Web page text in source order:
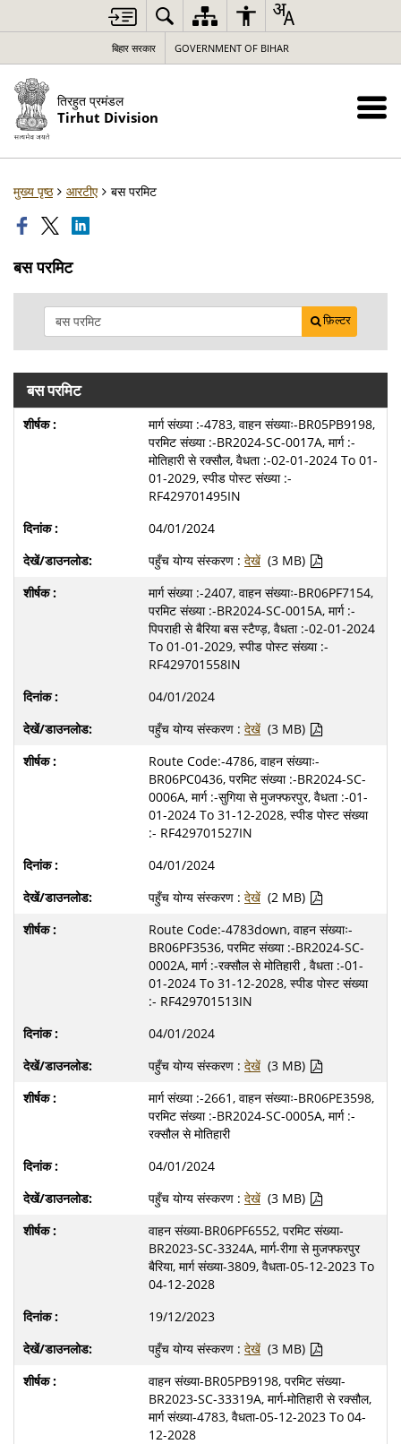
बिहार सरकार GOVERNMENT OF BIHAR
तिरहुत प्रमंडल
Tirhut Division
मुख्य पृष्ठ आरटीए बस परमिट
बस परमिट
फ़िल्टर
बस परमिट
मार्ग संख्या :-4783, वाहन संख्याः-BR05PB9198,
परमिट संख्या :-BR2024-SC-0017A, मार्ग :-
मोतिहारी से रक्सौल, वैधता :-02-01-2024 To 01-
01-2029, स्पीड पोस्ट संख्या :-
RF429701495IN
04/01/2024
पहुँच योग्य संस्करण : देखें (3 MB)
मार्ग संख्या :-2407, वाहन संख्याः-BR06PF7154,
परमिट संख्या :-BR2024-SC-0015A, मार्ग :-
पिपराही से बैरिया बस स्टैण्ड़, वैधता :-02-01-2024
To 01-01-2029, स्पीड पोस्ट संख्या :-
RF429701558IN
04/01/2024
पहुँच योग्य संस्करण : देखें (3 MB)
Route Code:-4786, वाहन संख्याः-
BR06PC0436, परमिट संख्या :-BR2024-SC-
0006A, मार्ग :-सुगिया से मुजफ्फरपुर, वैधता :-01-
01-2024 To 31-12-2028, स्पीड पोस्ट संख्या
:- RF429701527IN
04/01/2024
पहुँच योग्य संस्करण : देखें (2 MB)
Route Code:-4783down, वाहन संख्याः-
BR06PF3536, परमिट संख्या :-BR2024-SC-
0002A, मार्ग :-रक्सौल से मोतिहारी , वैधता :-01-
01-2024 To 31-12-2028, स्पीड पोस्ट संख्या
:- RF429701513IN
04/01/2024
पहुँच योग्य संस्करण : देखें (3 MB)
मार्ग संख्या :-2661, वाहन संख्याः-BR06PE3598,
परमिट संख्या :-BR2024-SC-0005A, मार्ग :-
रक्सौल से मोतिहारी
04/01/2024
पहुँच योग्य संस्करण : देखें (3 MB)
वाहन संख्या-BR06PF6552, परमिट संख्या-
BR2023-SC-3324A, मार्ग-रीगा से मुजफ्फरपुर
बैरिया, मार्ग संख्या-3809, वैधता-05-12-2023 To
04-12-2028
19/12/2023
पहुँच योग्य संस्करण : देखें (3 MB)
वाहन संख्या-BR05PB9198, परमिट संख्या-
BR2023-SC-33319A, मार्ग-मोतिहारी से रक्सौल,
मार्ग संख्या-4783, वैधता-05-12-2023 To 04-
12-2028